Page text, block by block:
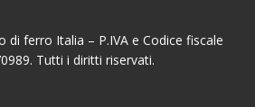
di ferro Italia – P.IVA e Codice fiscale
Tutti i diritti riservati.